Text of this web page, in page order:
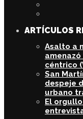
ARTÍCULOS
Asalto a
céntrico
San
despeje
urbano
El